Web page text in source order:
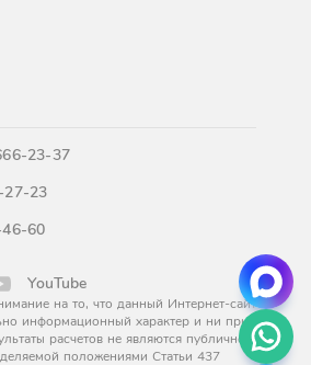
23-37
23
60
YouTube
на то, что данный Интернет-сайт
информационный характер и ни при
расчетов не являются публичной
положениями Статьи 437